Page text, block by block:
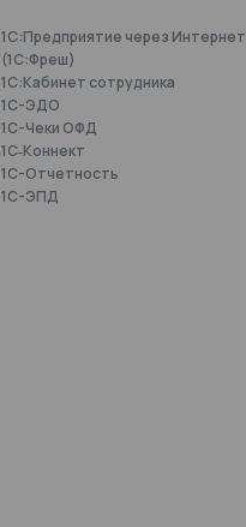
1С:Предприятие через Интернет
(1С:Фреш)
1С:Кабинет сотрудника
1С-ЭДО
1С-Чеки ОФД
1С‑Коннект
1C-Отчетность
1С-ЭПД